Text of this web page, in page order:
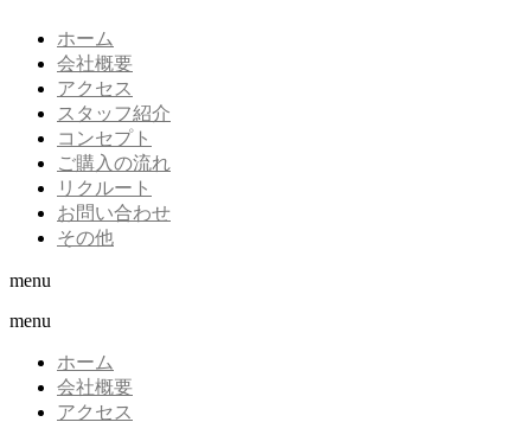
ホーム
会社概要
アクセス
スタッフ紹介
コンセプト
ご購入の流れ
リクルート
お問い合わせ
その他
menu
menu
ホーム
会社概要
アクセス